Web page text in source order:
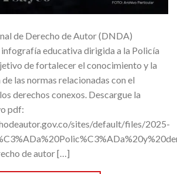
de Derecho de Autor (DNDA)
infografía educativa dirigida a la Policía
de fortalecer el conocimiento y la
las normas relacionadas con el
derechos conexos. Descargue la
pdf:
sites/default/files/2025-
de autor […]